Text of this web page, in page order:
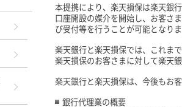
本提携により、楽天損保は楽天銀
口座開設の媒介を開始し、お客さ
び受付等を行うことが可能となりま
楽天銀行と楽天損保では、これま
楽天損保のお客さまに対して楽天
楽天銀行と楽天損保は、今後もお
銀行代理業の概要